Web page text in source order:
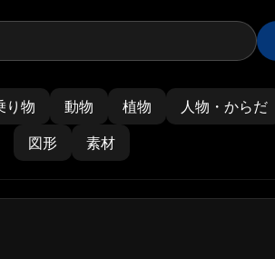
り物 動物 植物
人物・からだ
図形
素材